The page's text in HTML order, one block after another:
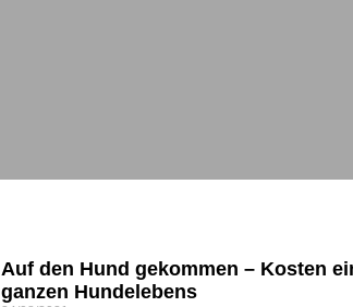
Auf den Hund gekommen – Kosten
ganzen Hundelebens